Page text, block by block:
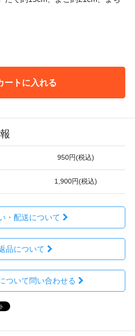
ートに入れる
950円(税込)
1,900円(税込)
・配送について
品について
ついて問い合わせる